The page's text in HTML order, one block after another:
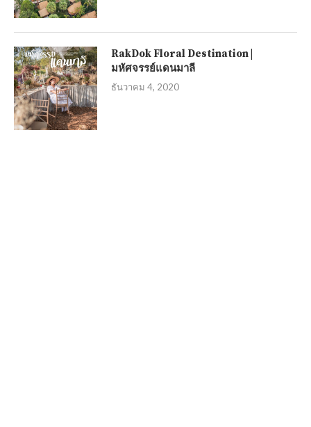
RakDok Floral Destination |
มหัศจรรย์แดนมาลี
ธันวาคม 4, 2020